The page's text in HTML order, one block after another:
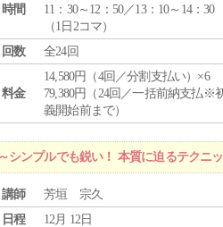
時間
11：30～12：50／13：10～14：30
（1日2コマ）
回数
全24回
料金
14,580円（4回／分割支払い）×6
79,380円（24回／一括前納支払※
義開始前まで）
シンプルでも鋭い！ 本質に迫るテクニ
講師
芳垣 宗久
日程
12月 12日